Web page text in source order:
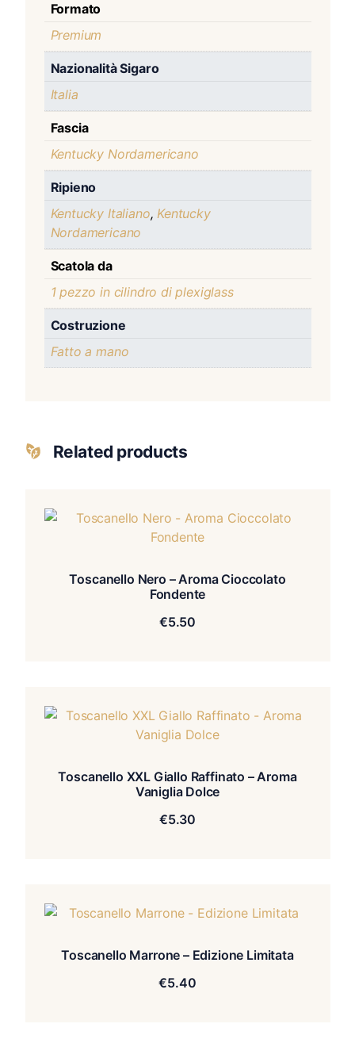
Formato
Premium
Nazionalità Sigaro
Italia
Fascia
Kentucky Nordamericano
Ripieno
Kentucky Italiano,Kentucky
Nordamericano
Scatola da
1 pezzo in cilindro di plexiglass
Costruzione
Fatto a mano
Related products
Toscanello Nero – Aroma Cioccolato
Fondente
€5.50
Toscanello XXL Giallo Raffinato – Aroma
Vaniglia Dolce
€5.30
Toscanello Marrone – Edizione Limitata
€5.40